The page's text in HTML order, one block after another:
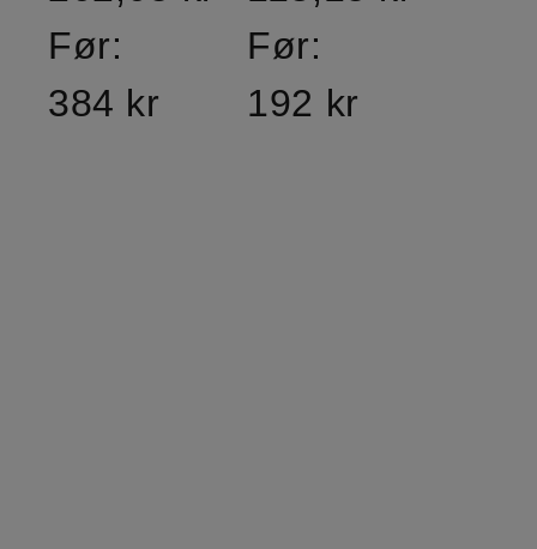
Før:
384 kr
Før:
192 kr